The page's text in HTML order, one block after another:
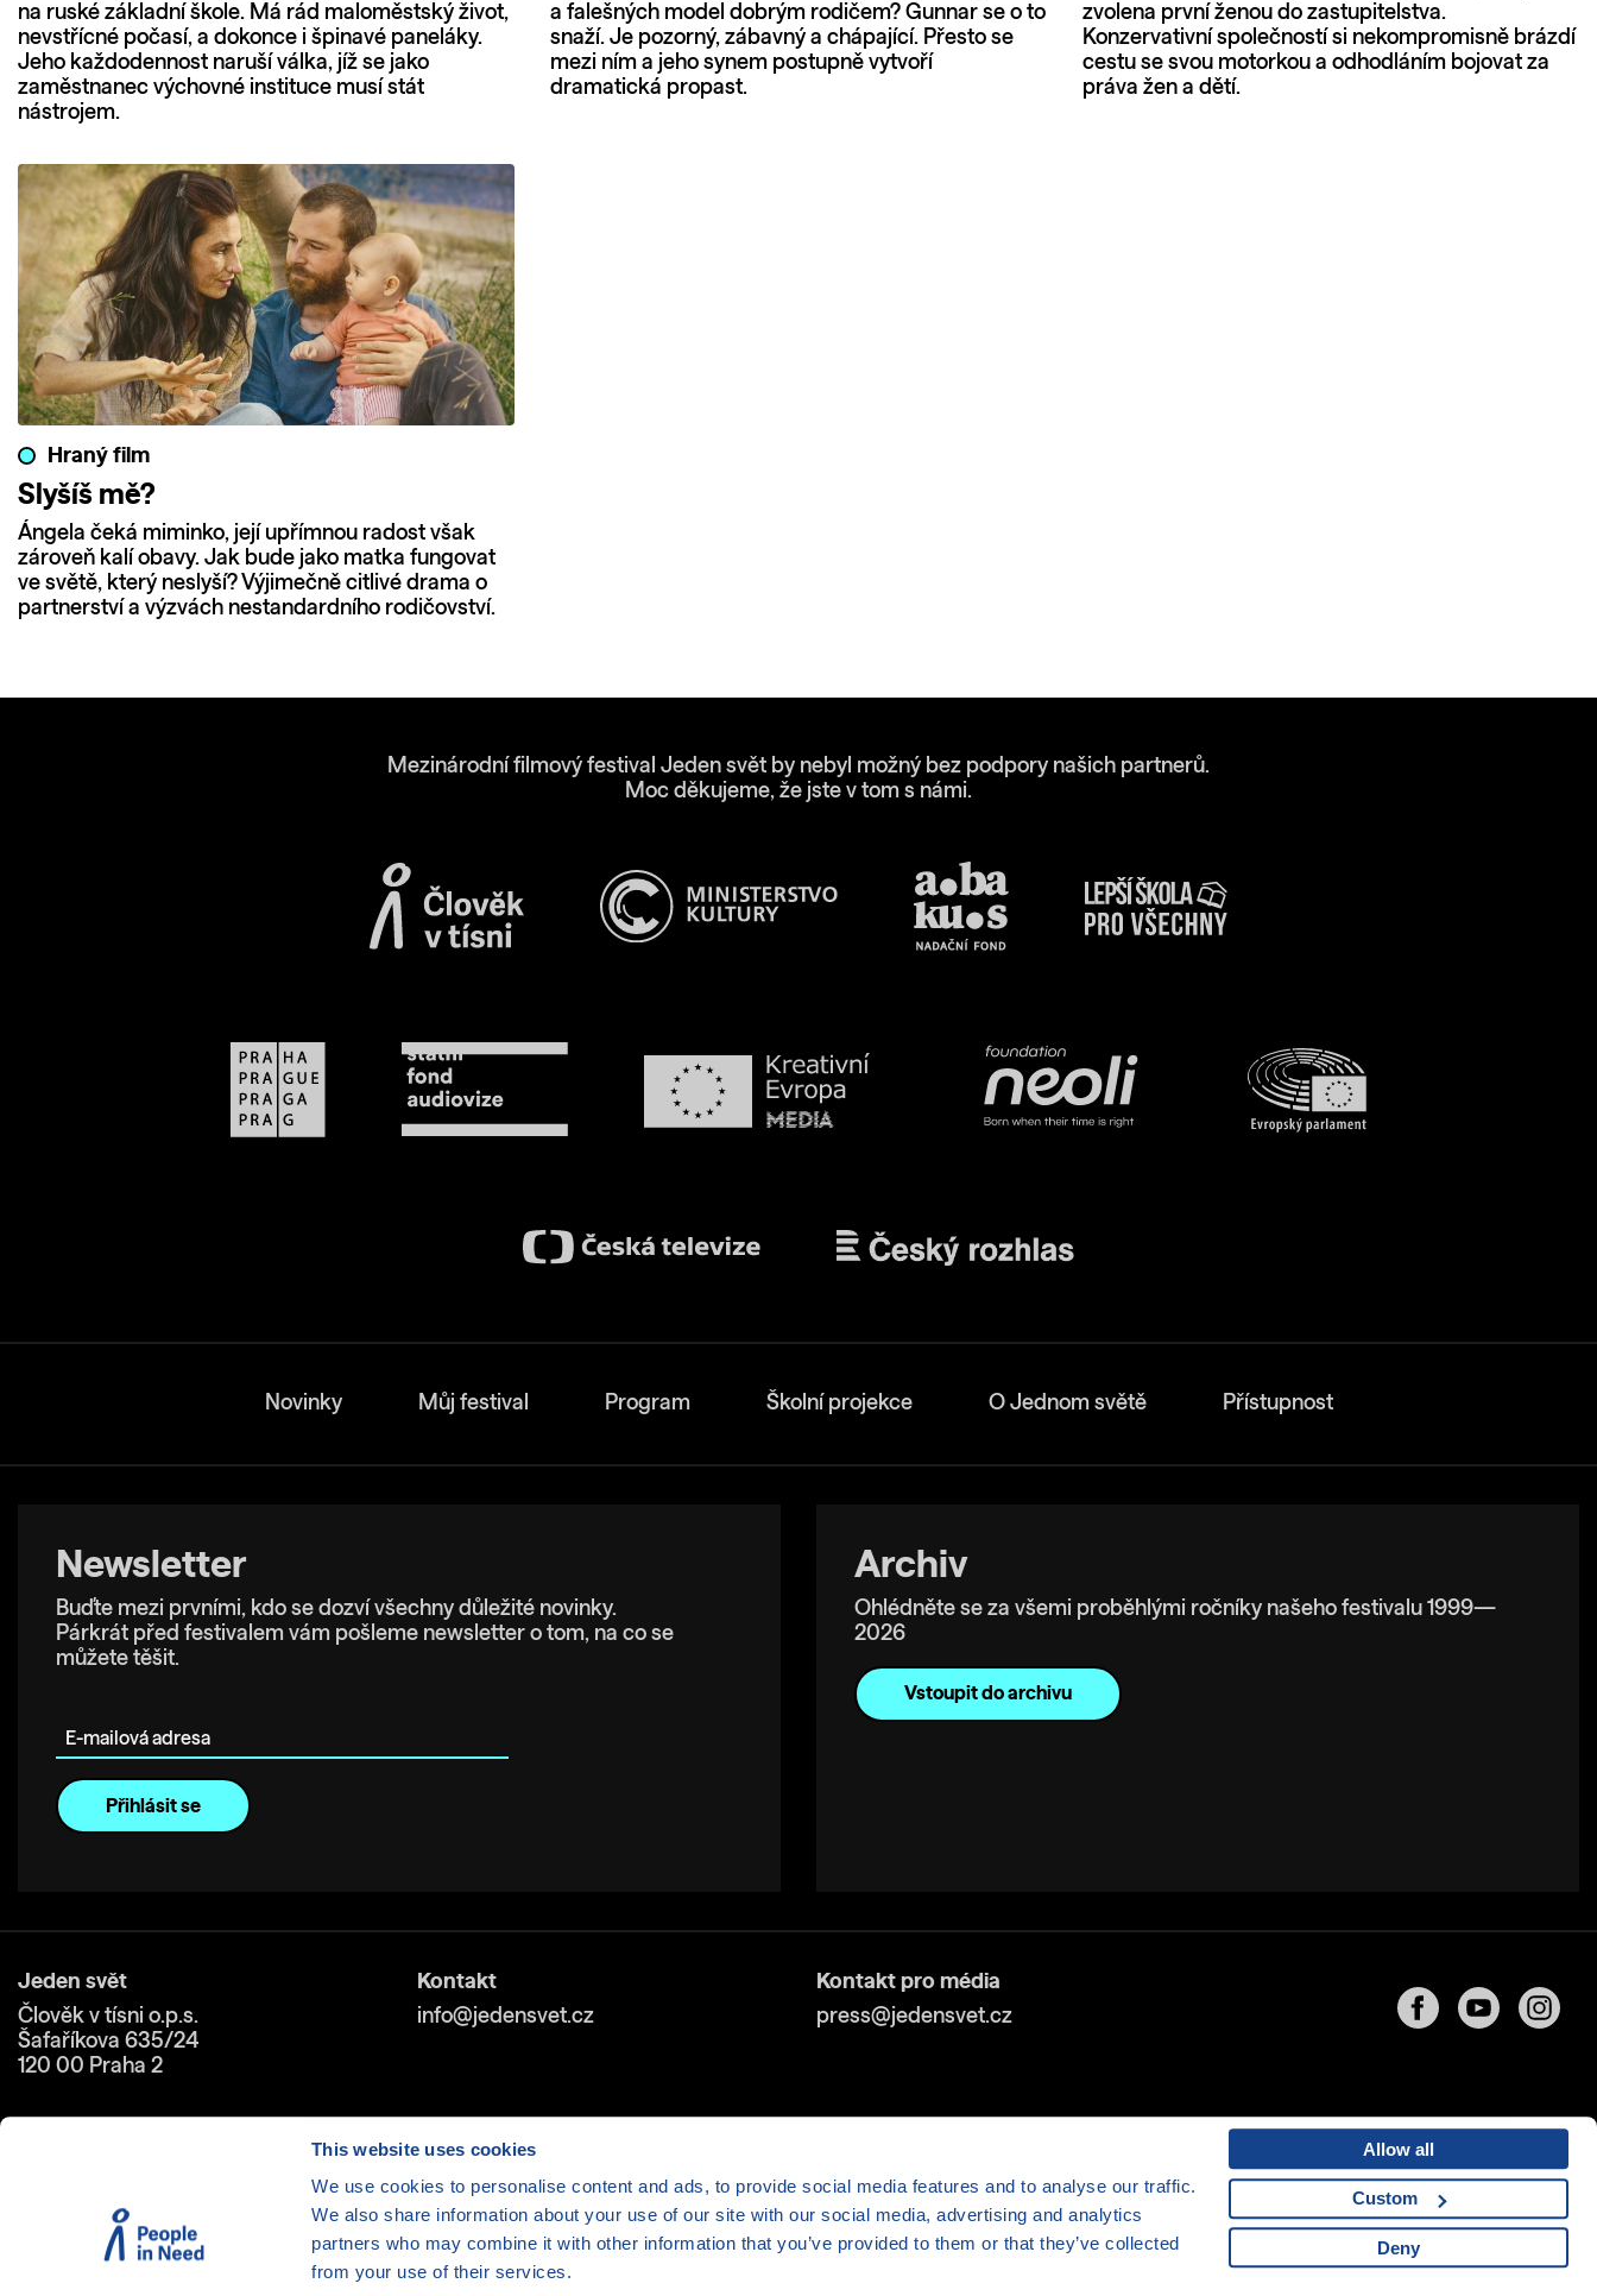
This website uses cookies
We use cookies to personalise content and ads, to provide social media features and to analyse our traffic.
We also share information about your use of our site with our social media, advertising and analytics
partners who may combine it with other information that you’ve provided to them or that they’ve collected
from your use of their services.
Allow all
Custom
Deny
na ruské základní škole. Má rád maloměstský život,
nevstřícné počasí, a dokonce i špinavé paneláky.
Jeho každodennost naruší válka, jíž se jako
zaměstnanec výchovné instituce musí stát
nástrojem.
a falešných model dobrým rodičem? Gunnar se o to
snaží. Je pozorný, zábavný a chápající. Přesto se
mezi ním a jeho synem postupně vytvoří
dramatická propast.
zvolena první ženou do zastupitelstva.
Konzervativní společností si nekompromisně brázdí
cestu se svou motorkou a odhodláním bojovat za
práva žen a dětí.
Hraný film
Slyšíš mě?
Ángela čeká miminko, její upřímnou radost však
zároveň kalí obavy. Jak bude jako matka fungovat
ve světě, který neslyší? Výjimečně citlivé drama o
partnerství a výzvách nestandardního rodičovství.
Mezinárodní filmový festival Jeden svět by nebyl možný bez podpory našich partnerů.
Moc děkujeme, že jste v tom s námi.
Novinky Můj festival Program Školní projekce O Jednom světě Přístupnost
Newsletter
Buďte mezi prvními, kdo se dozví všechny důležité novinky.
Párkrát před festivalem vám pošleme newsletter o tom, na co se
můžete těšit.
Archiv
Ohlédněte se za všemi proběhlými ročníky našeho festivalu 1999—
2026
Vstoupit do archivu
Jeden svět
Člověk v tísni o.p.s.
Šafaříkova 635/24
120 00 Praha 2
Kontakt
info@jedensvet.cz
Kontakt pro média
press@jedensvet.cz
Cookies| © 1999-2026 Člověk v tísni o.p.s., web běží v rámci bezplatnéhoserverhostingspolečnosti